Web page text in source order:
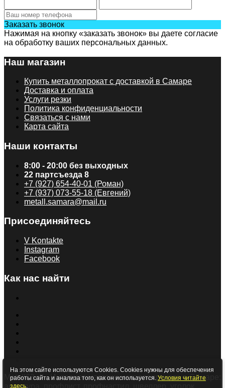
Заказать звонок
Нажимая на кнопку «заказать звонок» вы даете согласие
на обработку ваших персональных данных.
Наш магазин
Купить металлопрокат с доставкой в Самаре
Доставка и оплата
Услуги резки
Политика конфиденциальности
Связаться с нами
Карта сайта
Наши контакты
8:00 - 20:00 без выходных
22 партсъезда 8
+7 (927) 654-40-01 (Роман)
+7 (937) 073-55-18 (Евгений)
metall.samara@mail.ru
Присоединяйтесь
V Kontakte
Instagram
Facebook
Как нас найти
Metall63.ru - Интернет-магазин металлопроката в Самаре:
арматура, профлист, профнастил, швеллер, уголок,
На этом сайте используются Cookies. Cookies нужны для обеспечения
работы сайта и анализа того, как он используется. Условия читайте
здесь.